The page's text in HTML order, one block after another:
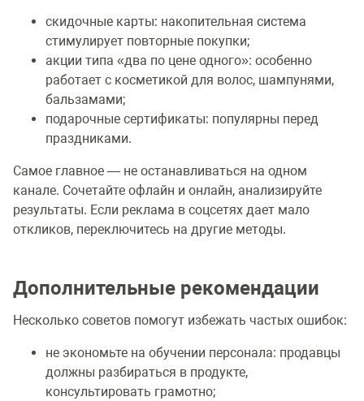
скидочные карты: накопительная система
стимулирует повторные покупки;
акции типа «два по цене одного»: особенно
работает с косметикой для волос, шампунями,
бальзамами;
подарочные сертификаты: популярны перед
праздниками.
Самое главное — не останавливаться на одном
канале. Сочетайте офлайн и онлайн, анализируйте
результаты. Если реклама в соцсетях дает мало
откликов, переключитесь на другие методы.
Дополнительные рекомендации
Несколько советов помогут избежать частых ошибок:
не экономьте на обучении персонала: продавцы
должны разбираться в продукте,
консультировать грамотно;